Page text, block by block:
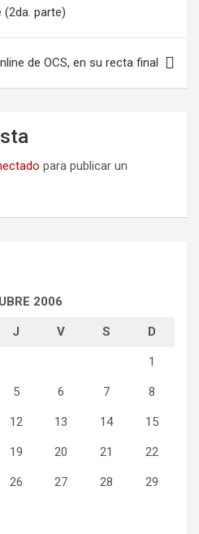
(2da. parte)
de OCS, en su recta final
para publicar un
2006
J V S D
1
5 6 7 8
12 13 14 15
19 20 21 22
26 27 28 29